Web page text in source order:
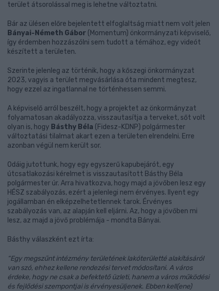
terület átsorolással meg is lehetne változtatni.
Bár az ülésen előre bejelentett elfoglaltság miatt nem volt jelen
Bányai-Németh Gábor (Momentum) önkormányzati képviselő,
így érdemben hozzászólni sem tudott a témához, egy videót
készített a területen.
Szerinte jelenleg az történik, hogy a kőszegi önkormányzat
2023, vagyis a terület megvásárlása óta mindent megtesz,
hogy ezzel az ingatlannal ne történhessen semmi.
A képviselő arról beszélt, hogy a projektet az önkormányzat
folyamatosan akadályozza, visszautasítja a terveket, sőt volt
olyan is, hogy Básthy Béla (Fidesz-KDNP) polgármester
változtatási tilalmat akart ezen a területen elrendelni. Erre
azonban végül nem került sor.
Odáig jutottunk, hogy egy egyszerű kapubejárót, egy
útcsatlakozási kérelmet is visszautasított Básthy Béla
polgármester úr. Arra hivatkozva, hogy majd a jövőben lesz egy
HÉSZ szabályozás, ezért a jelenlegi nem érvényes. Ilyent egy
jogállamban én elképzelhetetlennek tarok. Érvényes
szabályozás van, az alapján kell eljárni. Az, hogy a jövőben mi
lesz, az majd a jövő problémája - mondta Bányai.
Básthy válaszként ezt írta:
“Egy megszűnt intézmény területének lakóterületté alakításáról
van szó, ehhez kellene rendezési tervet módosítani. A város
érdeke, hogy ne csak a befektető üzleti, hanem a város működési
és fejlődési szempontjai is érvényesüljenek. Ebben kell(ene)